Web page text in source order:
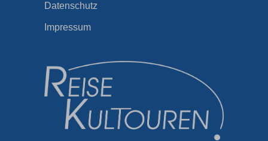
Datenschutz
Impressum